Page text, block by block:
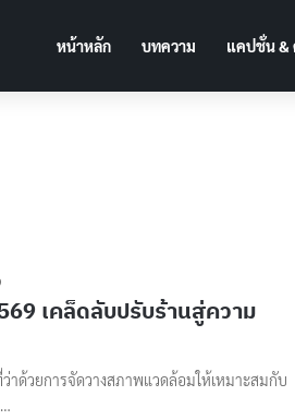
หน้าหลัก บทความ แคปชั่น &
เคล็ดลับปรับร้านสู่ความ
าด้วยการจัดวางสภาพแวดล้อมให้เหมาะสมกับ